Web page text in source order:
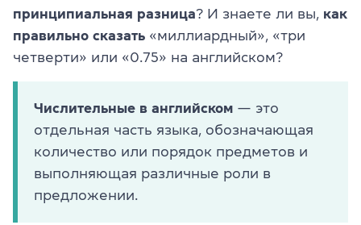
принципиальная разница? И знаете ли вы, как
правильно сказать «миллиардный», «три
четверти» или «0.75» на английском?
Числительные в английском — это
отдельная часть языка, обозначающая
количество или порядок предметов и
выполняющая различные роли в
предложении.